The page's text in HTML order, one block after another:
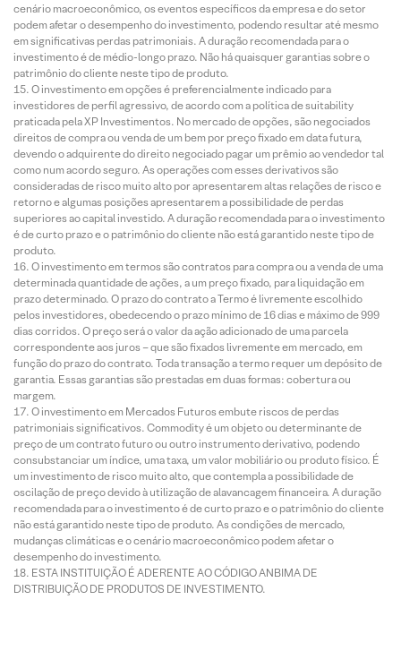
cenário macroeconômico, os eventos específicos da empresa e do setor
podem afetar o desempenho do investimento, podendo resultar até mesmo
em significativas perdas patrimoniais. A duração recomendada para o
investimento é de médio-longo prazo. Não há quaisquer garantias sobre o
patrimônio do cliente neste tipo de produto.
O investimento em opções é preferencialmente indicado para
investidores de perfil agressivo, de acordo com a política de suitability
praticada pela XP Investimentos. No mercado de opções, são negociados
direitos de compra ou venda de um bem por preço fixado em data futura,
devendo o adquirente do direito negociado pagar um prêmio ao vendedor tal
como num acordo seguro. As operações com esses derivativos são
consideradas de risco muito alto por apresentarem altas relações de risco e
retorno e algumas posições apresentarem a possibilidade de perdas
superiores ao capital investido. A duração recomendada para o investimento
é de curto prazo e o patrimônio do cliente não está garantido neste tipo de
produto.
O investimento em termos são contratos para compra ou a venda de uma
determinada quantidade de ações, a um preço fixado, para liquidação em
prazo determinado. O prazo do contrato a Termo é livremente escolhido
pelos investidores, obedecendo o prazo mínimo de 16 dias e máximo de 999
dias corridos. O preço será o valor da ação adicionado de uma parcela
correspondente aos juros – que são fixados livremente em mercado, em
função do prazo do contrato. Toda transação a termo requer um depósito de
garantia. Essas garantias são prestadas em duas formas: cobertura ou
margem.
O investimento em Mercados Futuros embute riscos de perdas
patrimoniais significativos. Commodity é um objeto ou determinante de
preço de um contrato futuro ou outro instrumento derivativo, podendo
consubstanciar um índice, uma taxa, um valor mobiliário ou produto físico. É
um investimento de risco muito alto, que contempla a possibilidade de
oscilação de preço devido à utilização de alavancagem financeira. A duração
recomendada para o investimento é de curto prazo e o patrimônio do cliente
não está garantido neste tipo de produto. As condições de mercado,
mudanças climáticas e o cenário macroeconômico podem afetar o
desempenho do investimento.
ESTA INSTITUIÇÃO É ADERENTE AO CÓDIGO ANBIMA DE
DISTRIBUIÇÃO DE PRODUTOS DE INVESTIMENTO.